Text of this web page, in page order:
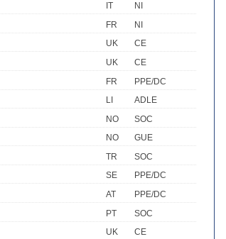
IT
NI
FR
NI
UK
CE
UK
CE
FR
PPE/DC
LI
ADLE
NO
SOC
NO
GUE
TR
SOC
SE
PPE/DC
AT
PPE/DC
PT
SOC
UK
CE